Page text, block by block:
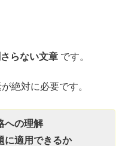
らない文章 です。
絶対に必要です。
への理解
に適用できるか